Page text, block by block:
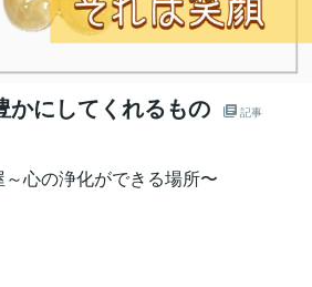
かにしてくれるもの 記事
～心の浄化ができる場所〜